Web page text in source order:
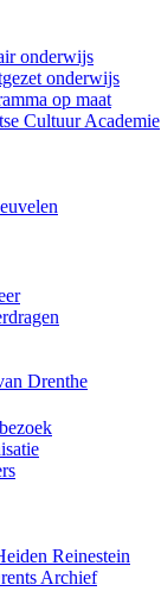
onderwijs
onderwijs
op maat
Cultuur Academie
Drenthe
Reinestein
Archief